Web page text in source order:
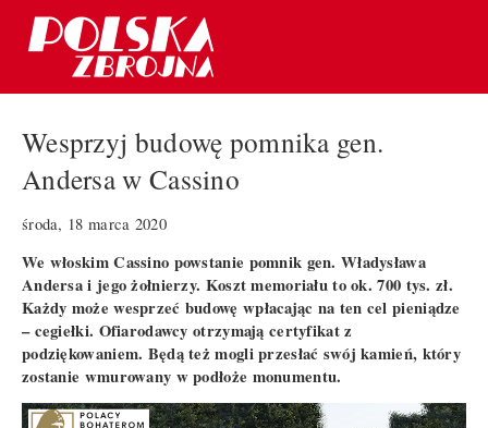
Wesprzyj budowę pomnika gen.
Andersa w Cassino
środa, 18 marca 2020
We włoskim Cassino powstanie pomnik gen. Władysława
Andersa i jego żołnierzy. Koszt memoriału to ok. 700 tys. zł.
Każdy może wesprzeć budowę wpłacając na ten cel pieniądze
– cegiełki. Ofiarodawcy otrzymają certyfikat z
podziękowaniem. Będą też mogli przesłać swój kamień, który
zostanie wmurowany w podłoże monumentu.